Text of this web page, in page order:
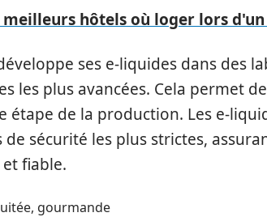
meilleurs hôtels où loger lors
ses e-liquides dans des
les plus avancées. Cela permet
étape de la production. Les e-
sécurité les plus strictes,
fiable.
gourmande